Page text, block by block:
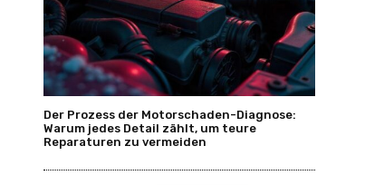
Der Prozess der Motorschaden-Diagnose:
Warum jedes Detail zählt, um teure
Reparaturen zu vermeiden